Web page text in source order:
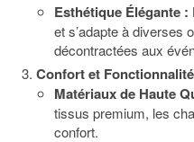
Esthétique Élégante :
et s’adapte à diverses
décontractées aux
Confort et
Matériaux de Haute
tissus premium, les
confort.